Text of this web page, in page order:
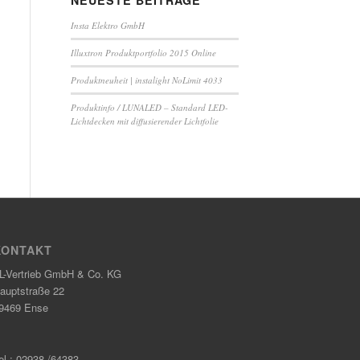
Insta Elektro GmbH
Illuxtron Produktportfolio 2015 Online
Produktneuheit | instalight NoLimit 4033
Produktinfo / LUNALED – Standard LED-
Lichtdecken mit diffusierender Lichtfolie
Vertrieb GmbH & Co. KG
22
Ense